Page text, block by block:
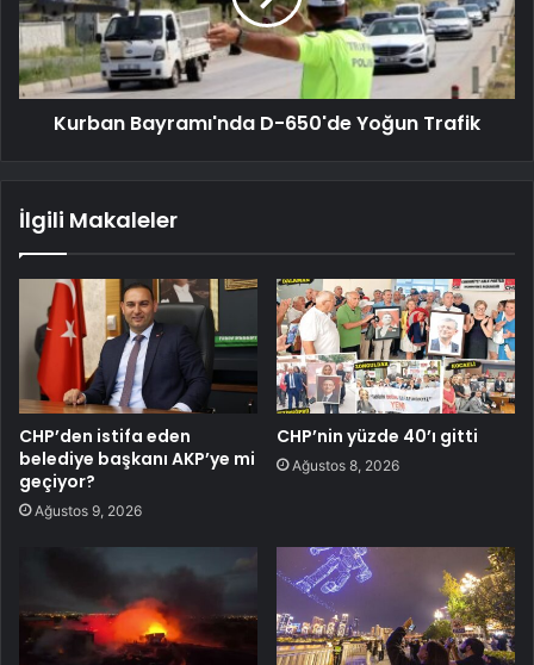
Kurban Bayramı'nda D-650'de Yoğun Trafik
İlgili Makaleler
CHP’den istifa eden
belediye başkanı AKP’ye mi
geçiyor?
Ağustos 9, 2026
CHP’nin yüzde 40’ı gitti
Ağustos 8, 2026